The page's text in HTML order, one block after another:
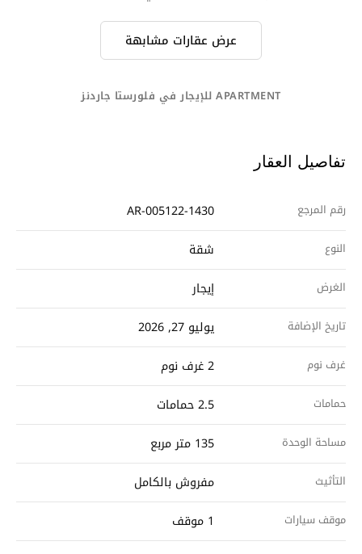
عرض عقارات مشابهة
APARTMENT للإيجار في فلورستا جاردنز
تفاصيل العقار
رقم المرجع AR-005122-1430
النوع شقة
الغرض إيجار
تاريخ الإضافة يوليو 27, 2026
غرف نوم 2 غرف نوم
حمامات 2.5 حمامات
مساحة الوحدة 135 متر مربع
التأثيث مفروش بالكامل
موقف سيارات 1 موقف